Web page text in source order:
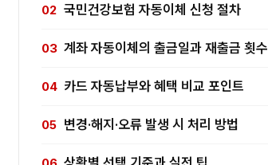
국민건강보험 자동이체 신청 절차
계좌 자동이체의 출금일과 재출금 횟수
카드 자동납부와 혜택 비교 포인트
변경·해지·오류 발생 시 처리 방법